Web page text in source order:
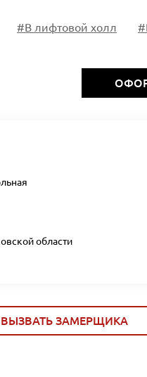
#В лифтовой холл
области
ВЫЗВАТЬ ЗАМЕРЩИКА